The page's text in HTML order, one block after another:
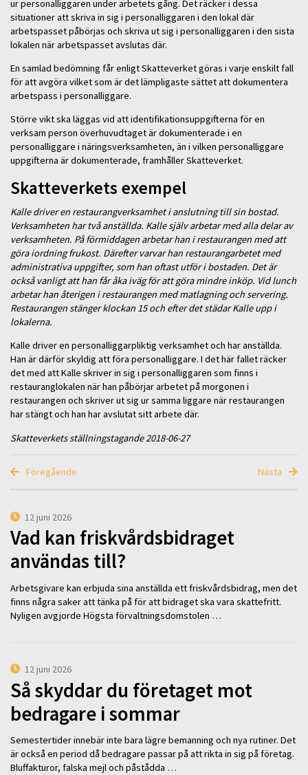
ur personalliggaren under arbetets gång. Det räcker i dessa
situationer att skriva in sig i personalliggaren i den lokal där
arbetspasset påbörjas och skriva ut sig i personalliggaren i den sista
lokalen när arbetspasset avslutas där.
En samlad bedömning får enligt Skatteverket göras i varje enskilt fall
för att avgöra vilket som är det lämpligaste sättet att dokumentera
arbetspass i personalliggare.
Större vikt ska läggas vid att identifikationsuppgifterna för en
verksam person överhuvudtaget är dokumenterade i en
personalliggare i näringsverksamheten, än i vilken personalliggare
uppgifterna är dokumenterade, framhåller Skatteverket.
Skatteverkets exempel
Kalle driver en restaurangverksamhet i anslutning till sin bostad.
Verksamheten har två anställda. Kalle själv arbetar med alla delar av
verksamheten. På förmiddagen arbetar han i restaurangen med att
göra iordning frukost. Därefter varvar han restaurangarbetet med
administrativa uppgifter, som han oftast utför i bostaden. Det är
också vanligt att han får åka iväg för att göra mindre inköp. Vid lunch
arbetar han återigen i restaurangen med matlagning och servering.
Restaurangen stänger klockan 15 och efter det städar Kalle upp i
lokalerna.
Kalle driver en personalliggarpliktig verksamhet och har anställda.
Han är därför skyldig att föra personalliggare. I det här fallet räcker
det med att Kalle skriver in sig i personalliggaren som finns i
restauranglokalen när han påbörjar arbetet på morgonen i
restaurangen och skriver ut sig ur samma liggare när restaurangen
har stängt och han har avslutat sitt arbete där.
Skatteverkets ställningstagande 2018-06-27
Föregående Nästa
12 juni 2026
Vad kan friskvårdsbidraget
användas till?
Arbetsgivare kan erbjuda sina anställda ett friskvårdsbidrag, men det
finns några saker att tänka på för att bidraget ska vara skattefritt.
Nyligen avgjorde Högsta förvaltningsdomstolen …
12 juni 2026
Så skyddar du företaget mot
bedragare i sommar
Semestertider innebär inte bara lägre bemanning och nya rutiner. Det
är också en period då bedragare passar på att rikta in sig på företag.
Bluffakturor, falska mejl och påstådda …